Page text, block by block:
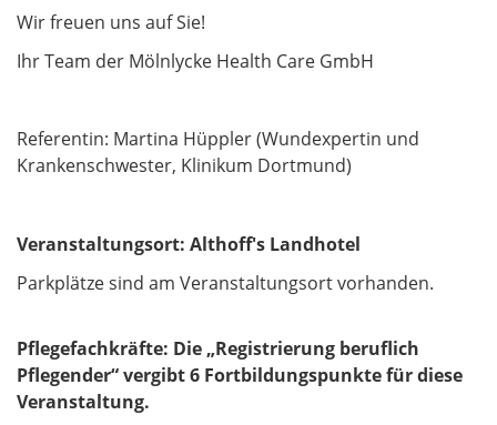
Wir freuen uns auf Sie!
Ihr Team der Mölnlycke Health Care GmbH
Referentin: Martina Hüppler (Wundexpertin und
Krankenschwester, Klinikum Dortmund)
Veranstaltungsort: Althoff's Landhotel
Parkplätze sind am Veranstaltungsort vorhanden.
Pflegefachkräfte: Die „Registrierung beruflich
Pflegender“ vergibt 6 Fortbildungspunkte für diese
Veranstaltung.